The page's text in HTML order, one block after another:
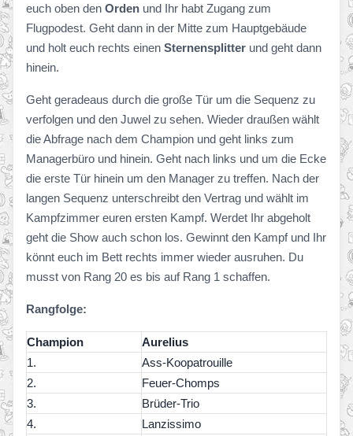
euch oben den Orden und Ihr habt Zugang zum
Flugpodest. Geht dann in der Mitte zum Hauptgebäude
und holt euch rechts einen Sternensplitter und geht dann
hinein.
Geht geradeaus durch die große Tür um die Sequenz zu
verfolgen und den Juwel zu sehen. Wieder draußen wählt
die Abfrage nach dem Champion und geht links zum
Managerbüro und hinein. Geht nach links und um die Ecke
die erste Tür hinein um den Manager zu treffen. Nach der
langen Sequenz unterschreibt den Vertrag und wählt im
Kampfzimmer euren ersten Kampf. Werdet Ihr abgeholt
geht die Show auch schon los. Gewinnt den Kampf und Ihr
könnt euch im Bett rechts immer wieder ausruhen. Du
musst von Rang 20 es bis auf Rang 1 schaffen.
Rangfolge:
Champion
Aurelius
1.
Ass-Koopatrouille
2.
Feuer-Chomps
3.
Brüder-Trio
4.
Lanzissimo